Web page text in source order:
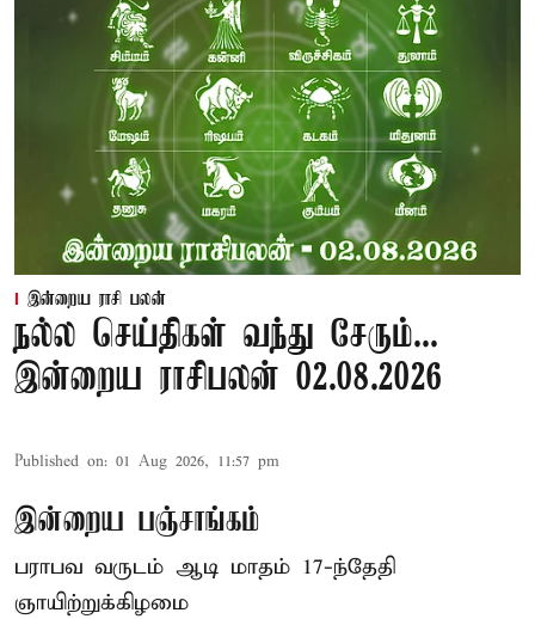
இன்றைய ராசி பலன்
நல்ல செய்திகள் வந்து சேரும்...
இன்றைய ராசிபலன் 02.08.2026
Published on: 01 Aug 2026, 11:57 pm
இன்றைய பஞ்சாங்கம்
பராபவ வருடம் ஆடி மாதம் 17-ந்தேதி
ஞாயிற்றுக்கிழமை